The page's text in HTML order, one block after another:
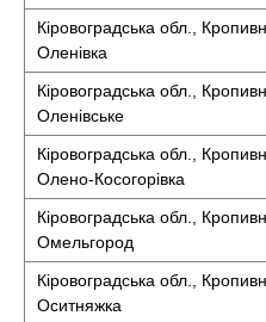
Кіровоградська обл.,
Оленівка
Кіровоградська обл.,
Оленівське
Кіровоградська обл.,
Олено-Косогорівка
Кіровоградська обл.,
Омельгород
Кіровоградська обл.,
Оситняжка